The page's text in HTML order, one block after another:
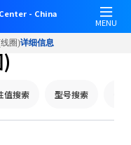
- China
MENU
圈)详细信息
值搜索 型号搜索